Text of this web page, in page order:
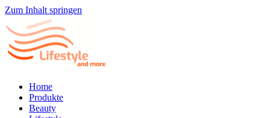
Zum Inhalt springen
Home
Produkte
Beauty